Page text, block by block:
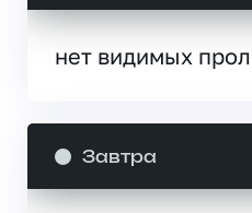
нет видимых
Завтра